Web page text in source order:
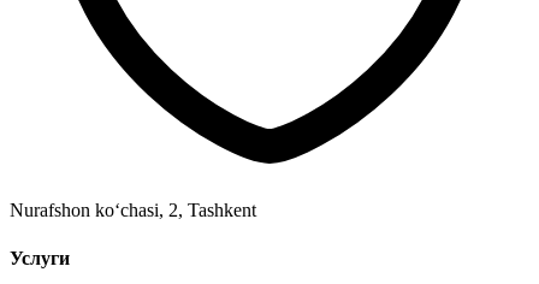
Nurafshon ko‘chasi, 2, Tashkent
Услуги